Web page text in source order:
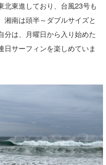
北東進しており、台風23号も
湘南は頭半～ダブルサイズと
分は、月曜日から入り始めた
日サーフィンを楽しめていま
サダー/プロライダー
フ